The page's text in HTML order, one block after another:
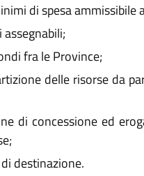
di spesa ammissibile
fra le Province;
delle risorse da
di concessione ed
destinazione.